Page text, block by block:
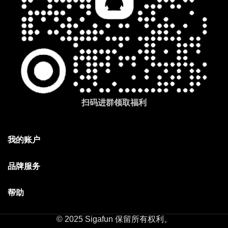
扫码进群领取福利
我的账户
品牌服务
帮助
© 2025 Sigafun 保留所有权利。